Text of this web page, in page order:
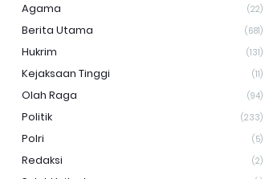
Agama (22)
Berita Utama (681)
Hukrim (131)
Kejaksaan Tinggi (11)
Olah Raga (94)
Politik (233)
Polri (5)
Redaksi (2)